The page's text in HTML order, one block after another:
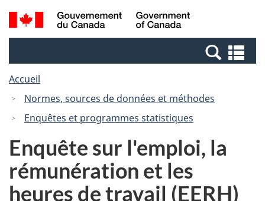
Passer
au
Passer
à
Canada
Recherche
et
et
Accueil
Normes, sources de données et méthodes
Enquêtes et programmes statistiques
Enquête sur l'emploi, la
rémunération et les
heures de travail (EERH)